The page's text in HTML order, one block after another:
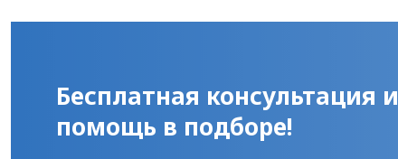
Бесплатная консультация и
помощь в подборе!